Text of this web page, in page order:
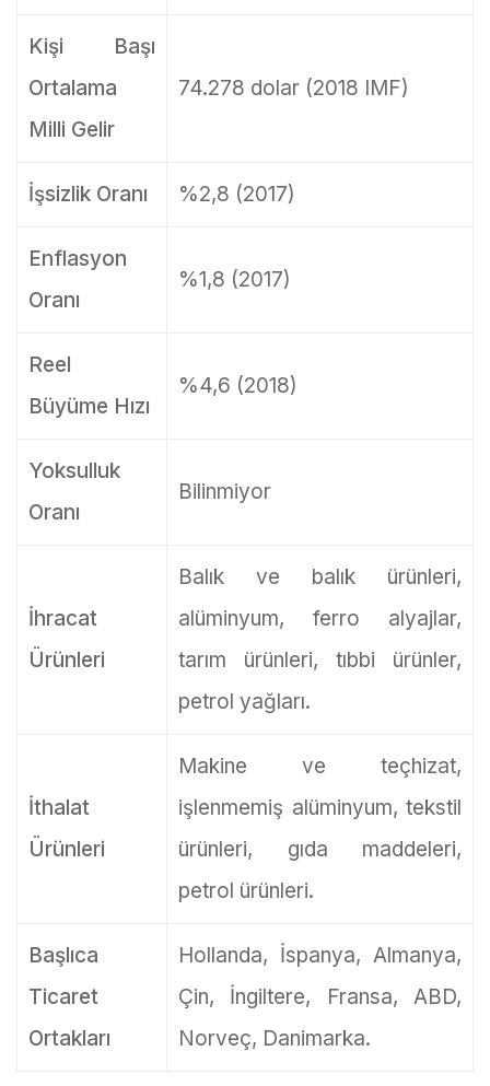
Kişi Başı
Ortalama
Milli Gelir
74.278 dolar (2018 IMF)
İşsizlik Oranı %2,8 (2017)
Enflasyon
Oranı
%1,8 (2017)
Reel
Büyüme Hızı
%4,6 (2018)
Yoksulluk
Oranı
Bilinmiyor
İhracat
Ürünleri
Balık ve balık ürünleri,
alüminyum, ferro alyajlar,
tarım ürünleri, tıbbi ürünler,
petrol yağları.
İthalat
Ürünleri
Makine ve teçhizat,
işlenmemiş alüminyum, tekstil
ürünleri, gıda maddeleri,
petrol ürünleri.
Başlıca
Ticaret
Ortakları
Hollanda, İspanya, Almanya,
Çin, İngiltere, Fransa, ABD,
Norveç, Danimarka.